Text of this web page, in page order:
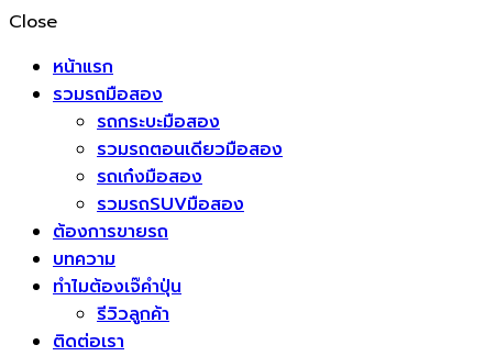
Close
หน้าแรก
รวมรถมือสอง
รถกระบะมือสอง
รวมรถตอนเดียวมือสอง
รถเก๋งมือสอง
รวมรถSUVมือสอง
ต้องการขายรถ
บทความ
ทำไมต้องเจ๊คำปุ่น
รีวิวลูกค้า
ติดต่อเรา